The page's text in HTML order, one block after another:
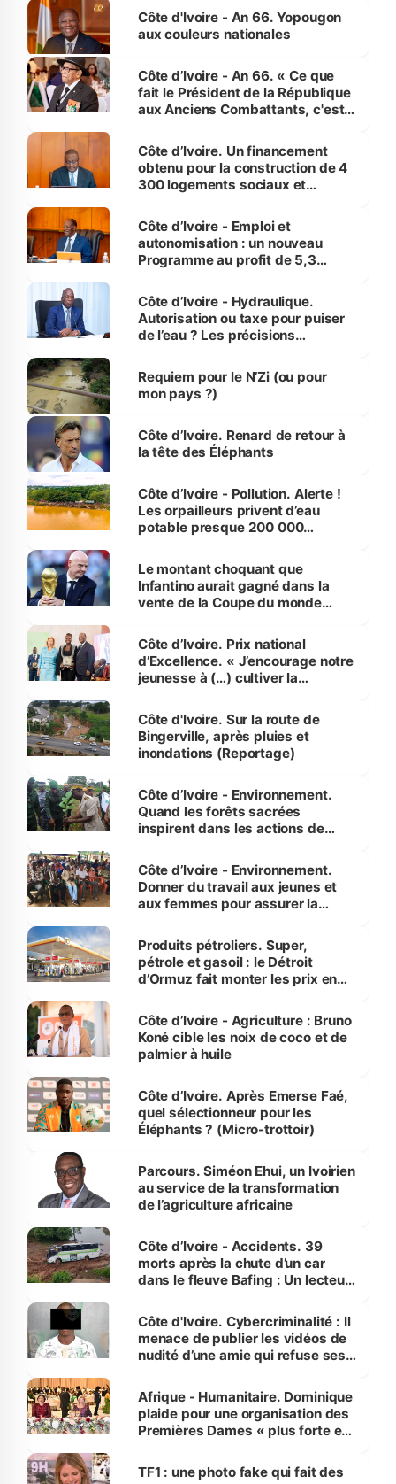
l'Etat de droit pour préserver les
vies humaines »
Côte d'Ivoire - An 66. Yopougon
aux couleurs nationales
Côte d’Ivoire - An 66. « Ce que
fait le Président de la République
aux Anciens Combattants, c'est
Côte d’Ivoire. Un financement
obtenu pour la construction de 4
300 logements sociaux et
et Yamoussoukro
Côte d’Ivoire - Emploi et
autonomisation : un nouveau
Programme au profit de 5,3
Côte d’Ivoire - Hydraulique.
Autorisation ou taxe pour puiser
de l’eau ? Les précisions
Requiem pour le N’Zi (ou pour
mon pays ?)
Côte d’Ivoire. Renard de retour à
la tête des Éléphants
Côte d’Ivoire - Pollution. Alerte !
Les orpailleurs privent d’eau
potable presque 200 000
Le montant choquant que
Infantino aurait gagné dans la
vente de la Coupe du monde
Côte d’Ivoire. Prix national
d’Excellence. « J’encourage notre
jeunesse à (…) cultiver la
(Alassane Ouattara
Côte d'Ivoire. Sur la route de
Bingerville, après pluies et
inondations (Reportage)
Côte d’Ivoire - Environnement.
Quand les forêts sacrées
inspirent dans les actions de
Côte d’Ivoire - Environnement.
Donner du travail aux jeunes et
aux femmes pour assurer la
menacées
Produits pétroliers. Super,
pétrole et gasoil : le Détroit
d’Ormuz fait monter les prix en
Côte d’Ivoire - Agriculture : Bruno
Koné cible les noix de coco et de
palmier à huile
Côte d’Ivoire. Après Emerse Faé,
quel sélectionneur pour les
Éléphants ? (Micro-trottoir)
Parcours. Siméon Ehui, un Ivoirien
au service de la transformation
de l’agriculture africaine
Côte d’Ivoire - Accidents. 39
morts après la chute d’un car
dans le fleuve Bafing : Un lecteur
des Transports
Côte d'Ivoire. Cybercriminalité : Il
menace de publier les vidéos de
nudité d’une amie qui refuse ses
Afrique - Humanitaire. Dominique
plaide pour une organisation des
Premières Dames « plus forte et
sur la scène internationale »
TF1 : une photo fake qui fait des